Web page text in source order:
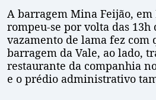
A barragem Mina Feijão,
rompeu-se por volta das 13h
vazamento de lama fez com
barragem da Vale, ao lado,
restaurante da companhia
e o prédio administrativo